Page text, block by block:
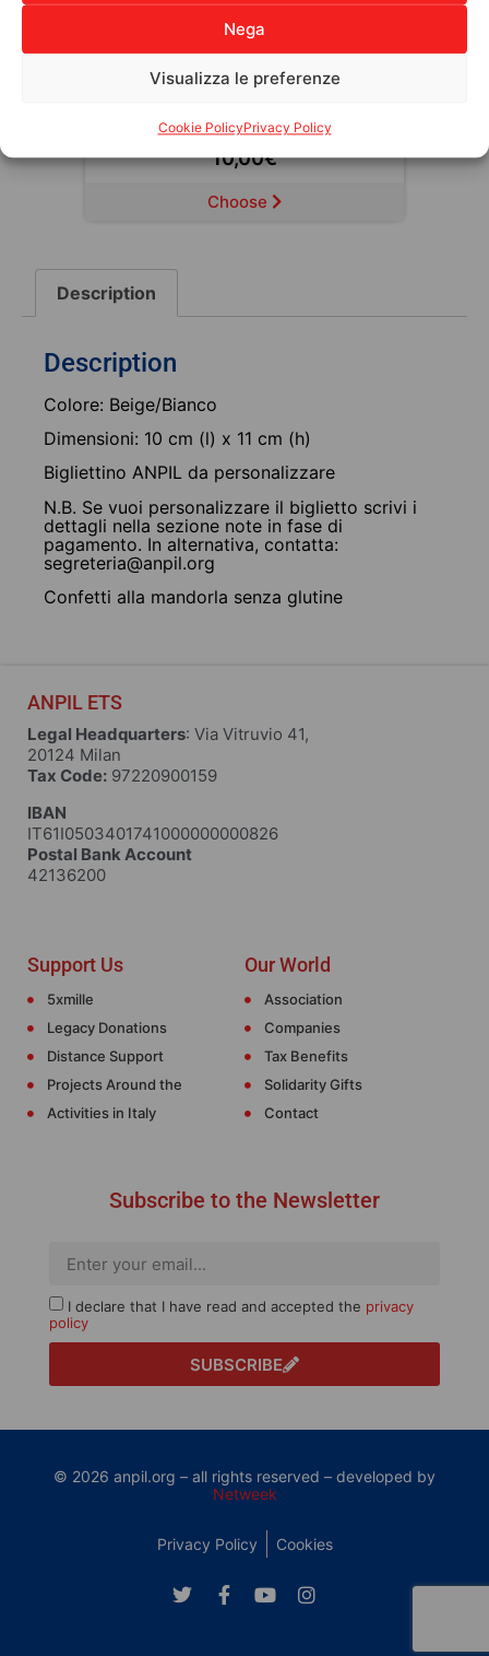
Nega
Visualizza le preferenze
Cookie PolicyPrivacy Policy
Description
Description
Colore: Beige/Bianco
Dimensioni: 10 cm (l) x 11 cm (h)
Bigliettino ANPIL da personalizzare
N.B. Se vuoi personalizzare il biglietto scrivi i
dettagli nella sezione note in fase di
pagamento. In alternativa, contatta:
segreteria@anpil.org
Confetti alla mandorla senza glutine
Bomboniere Solidali – Sacchetto
Vita
10,00€
Choose
ANPIL ETS
Legal Headquarters: Via Vitruvio 41,
20124 Milan
Tax Code: 97220900159
IBAN
IT61I0503401741000000000826
Postal Bank Account
42136200
Support Us
5xmille
Legacy Donations
Distance Support
Projects Around the
Activities in Italy
Our World
Association
Companies
Tax Benefits
Solidarity Gifts
Contact
Subscribe to the Newsletter
I declare that I have read and accepted the privacy
policy
SUBSCRIBE
© 2026 anpil.org – all rights reserved – developed by
Netweek
Privacy Policy Cookies